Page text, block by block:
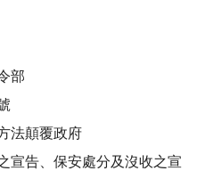
部
法顛覆政府
宣告、保安處分及沒收之宣